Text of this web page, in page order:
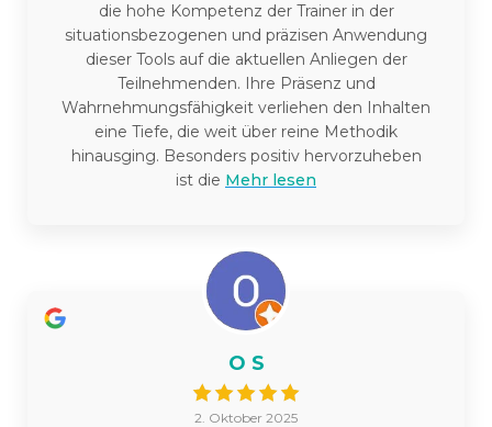
die hohe Kompetenz der Trainer in der
situationsbezogenen und präzisen Anwendung
dieser Tools auf die aktuellen Anliegen der
Teilnehmenden. Ihre Präsenz und
Wahrnehmungsfähigkeit verliehen den Inhalten
eine Tiefe, die weit über reine Methodik
hinausging. Besonders positiv hervorzuheben
ist die Mehr lesen
O S
2. Oktober 2025